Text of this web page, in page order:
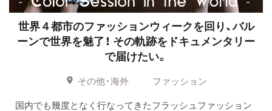
世界４都市のファッションウィークを回り、バル
ーンで世界を魅了！ その軌跡をドキュメンタリー
で届けたい。
その他・海外
ファッション
国内でも幾度となく行なってきたフラッシュファッション